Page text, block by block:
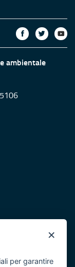
ambientale
×
per garantire